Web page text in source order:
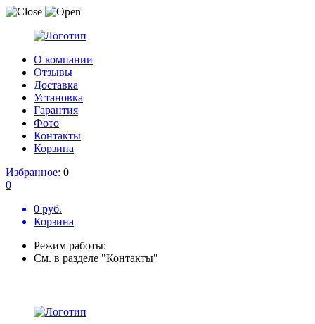
О компании
Отзывы
Доставка
Установка
Гарантия
Фото
Контакты
Корзина
Избранное: 0
0
0 руб.
Корзина
Режим работы:
См. в разделе "Контакты"